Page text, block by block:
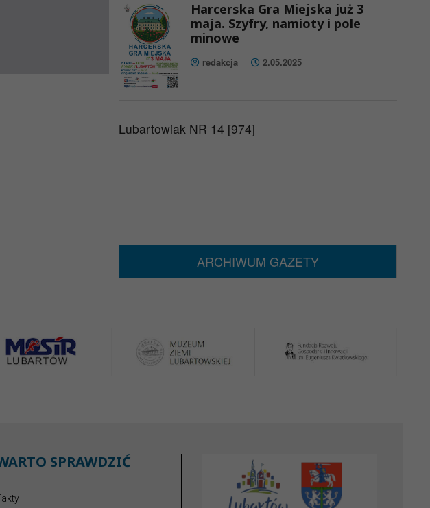
Harcerska Gra Miejska już 3
maja. Szyfry, namioty i pole
minowe
redakcja 2.05.2025
Lubartowiak NR 14 [974]
ARCHIWUM GAZETY
SPRAWDZIĆ